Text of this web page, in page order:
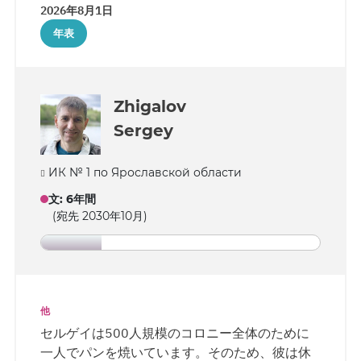
状を手渡しました。刑務所職員や他の受刑者
は、信者の技術力を認めています。デニスは記
身体的状態に取り組んでいます。朝早く、多く
の人がまだ眠っている時間に、彼は静かな場所
を見つけて聖書を読んでおり、定期的にスポー
ツにも取り組んでいます。就寝前や週末には、
手紙を読む時間を設け、妻や親族とも連絡を取
っています。
2026年8月1日
年表
Zhigalov
Sergey
ИК № 1 по Ярославской области
文: 6年間
(宛先 2030年10月)
他
セルゲイは500人規模のコロニー全体のために
一人でパンを焼いています。そのため、彼は休